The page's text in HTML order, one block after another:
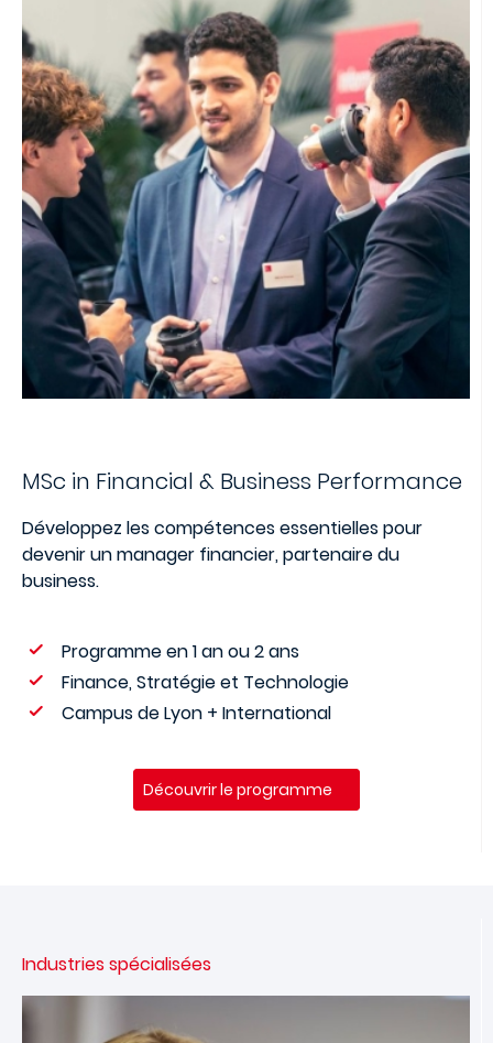
MSc in Financial & Business Performance
Développez les compétences essentielles pour
devenir un manager financier, partenaire du
business.
Programme en 1 an ou 2 ans
Finance, Stratégie et Technologie
Campus de Lyon + International
Découvrir le programme
Industries spécialisées